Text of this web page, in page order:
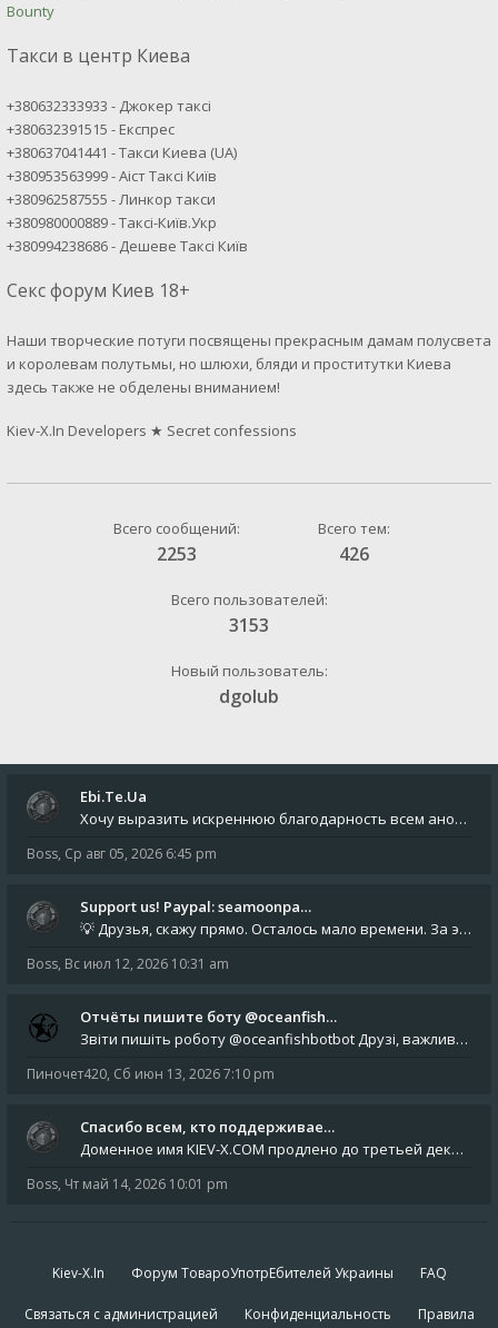
Bounty
Такси в центр Киева
+380632333933 - Джокер таксі
+380632391515 - Експрес
+380637041441 - Такси Киева (UA)
+380953563999 - Аіст Таксі Київ
+380962587555 - Линкор такси
+380980000889 - Таксі-Київ.Укр
+380994238686 - Дешеве Таксі Київ
Секс форум Киев 18+
Наши творческие потуги посвящены прекрасным дамам полусвета
и королевам полутьмы, но шлюхи, бляди и проститутки Киева
здесь также не обделены вниманием!
Kiev-X.In Developers ★ Secret confessions
Всего сообщений:
2253
Всего тем:
426
Всего пользователей:
3153
Новый пользователь:
dgolub
Ebi.Te.Ua
Хочу выразить искреннюю благодарность всем анонимным пользователям, которые поддержали наше сообщество финансово. Благод
Boss, Ср авг 05, 2026 6:45 pm
Support us! Paypal: seamoonpa…
💡 Друзья, скажу прямо. Осталось мало времени. За это время нам нужно закрыть последние обязательные расходы: около 500
Boss, Вс июл 12, 2026 10:31 am
Отчёты пишите боту @oceanfish…
Звіти пишіть роботу @oceanfishbotbot Друзі, важливе повідомлення для учасників форума. Основне звернення опублікован
Пиночет420, Сб июн 13, 2026 7:10 pm
Спасибо всем, кто поддерживае…
Доменное имя KIEV-X.COM продлено до третьей декады августа 2027 года! Спасибо всем анонимным пользователям, которые по
Boss, Чт май 14, 2026 10:01 pm
Kiev-X.In Форум ТовароУпотрЕбителей Украины FAQ
Связаться с администрацией Конфиденциальность Правила